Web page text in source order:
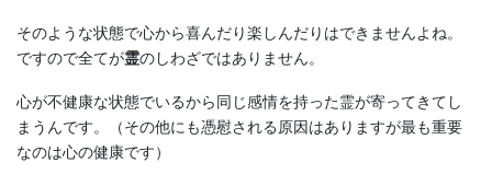
そのような状態で心から喜んだり楽しんだりはできませんよね。
ですので全てが霊のしわざではありません。
心が不健康な状態でいるから同じ感情を持った霊が寄ってきてし
まうんです。（その他にも憑慰される原因はありますが最も重要
なのは心の健康です）